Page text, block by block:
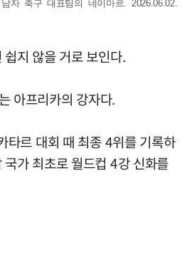
자 축구 대표팀의 네이마르. 2026.06.02.
지 않을 거로 보인다.
아프리카의 강자다.
타르 대회 때 최종 4위를 기록하
가 최초로 월드컵 4강 신화를